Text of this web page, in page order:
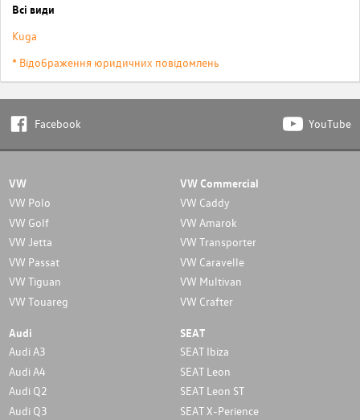
Всі види
Kuga
* Відображення юридичних повідомлень
Facebook YouTube
VW
VW Polo
VW Golf
VW Jetta
VW Passat
VW Tiguan
VW Touareg
VW Commercial
VW Caddy
VW Amarok
VW Transporter
VW Caravelle
VW Multivan
VW Crafter
Audi
Audi A3
Audi A4
Audi Q2
Audi Q3
SEAT
SEAT Ibiza
SEAT Leon
SEAT Leon ST
SEAT X-Perience